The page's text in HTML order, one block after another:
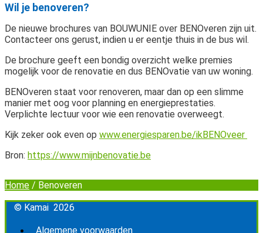
Wil je benoveren?
De nieuwe brochures van BOUWUNIE over BENOveren zijn uit.
Contacteer ons gerust, indien u er eentje thuis in de bus wil.
De brochure geeft een bondig overzicht welke premies
mogelijk voor de renovatie en dus BENOvatie van uw woning.
BENOveren staat voor renoveren, maar dan op een slimme
manier met oog voor planning en energieprestaties.
Verplichte lectuur voor wie een renovatie overweegt.
Kijk zeker ook even op www.energiesparen.be/ikBENOveer
Bron: https://www.mijnbenovatie.be
Home / Benoveren
© Kamai 2026
Algemene voorwaarden